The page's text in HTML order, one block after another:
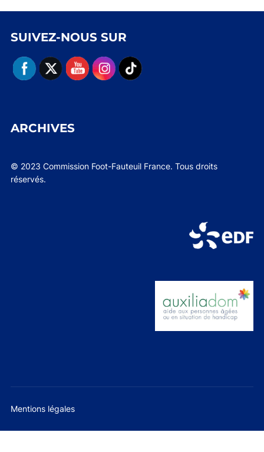
SUIVEZ-NOUS SUR
ARCHIVES
© 2023 Commission Foot-Fauteuil France. Tous droits
réservés.
Mentions légales